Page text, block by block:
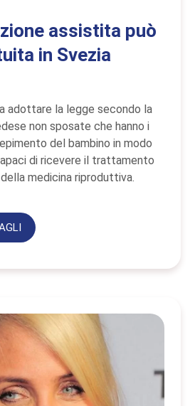
assistita può
in Svezia
adottare la legge secondo la
non sposate che hanno i
del bambino in modo
di ricevere il trattamento
medicina riproduttiva.